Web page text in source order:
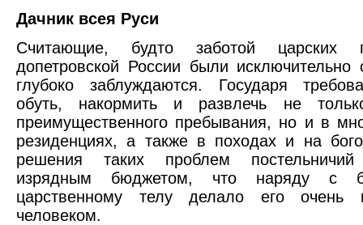
Дачник всея Руси
Считающие, будто заботой царских
допетровской России были исключительно
глубоко заблуждаются. Государя
обуть, накормить и развлечь не
преимущественного пребывания, но и в
резиденциях, а также в походах и на
решения таких проблем постельничий
изрядным бюджетом, что наряду с
царственному телу делало его очень
человеком.